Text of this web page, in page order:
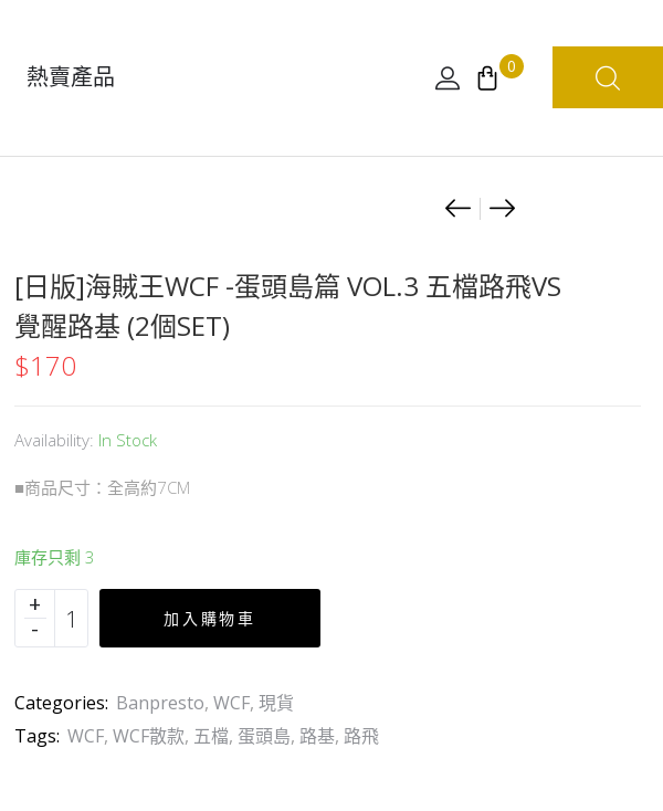
熱賣產品 0
Product
[日
海
賊
FUNKO
Pop!
Rides
[日版]海賊王WCF -蛋頭島篇 VOL.3 五檔路飛VS
覺醒路基 (2個SET)
$170
Availability: In Stock
■商品尺寸：全高約7CM
庫存只剩 3
加入購物車
Categories: Banpresto, WCF, 現貨
Tags: WCF, WCF散款, 五檔, 蛋頭島, 路基, 路飛